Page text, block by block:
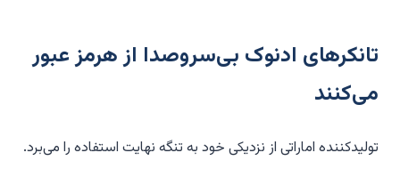
تانکرهای ادنوک بی‌سروصدا از هرمز عبور
می‌کنند
تولیدکننده اماراتی از نزدیکی خود به تنگه نهایت استفاده را می‌برد.